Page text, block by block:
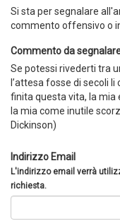
Si sta per segnalare
commento offensivo o
Commento da
Se potessi rivederti tra
l’attesa fosse di secoli
finita questa vita, la mia
la mia come inutile
Dickinson)
Indirizzo Email
L'indirizzo email verrà
richiesta.